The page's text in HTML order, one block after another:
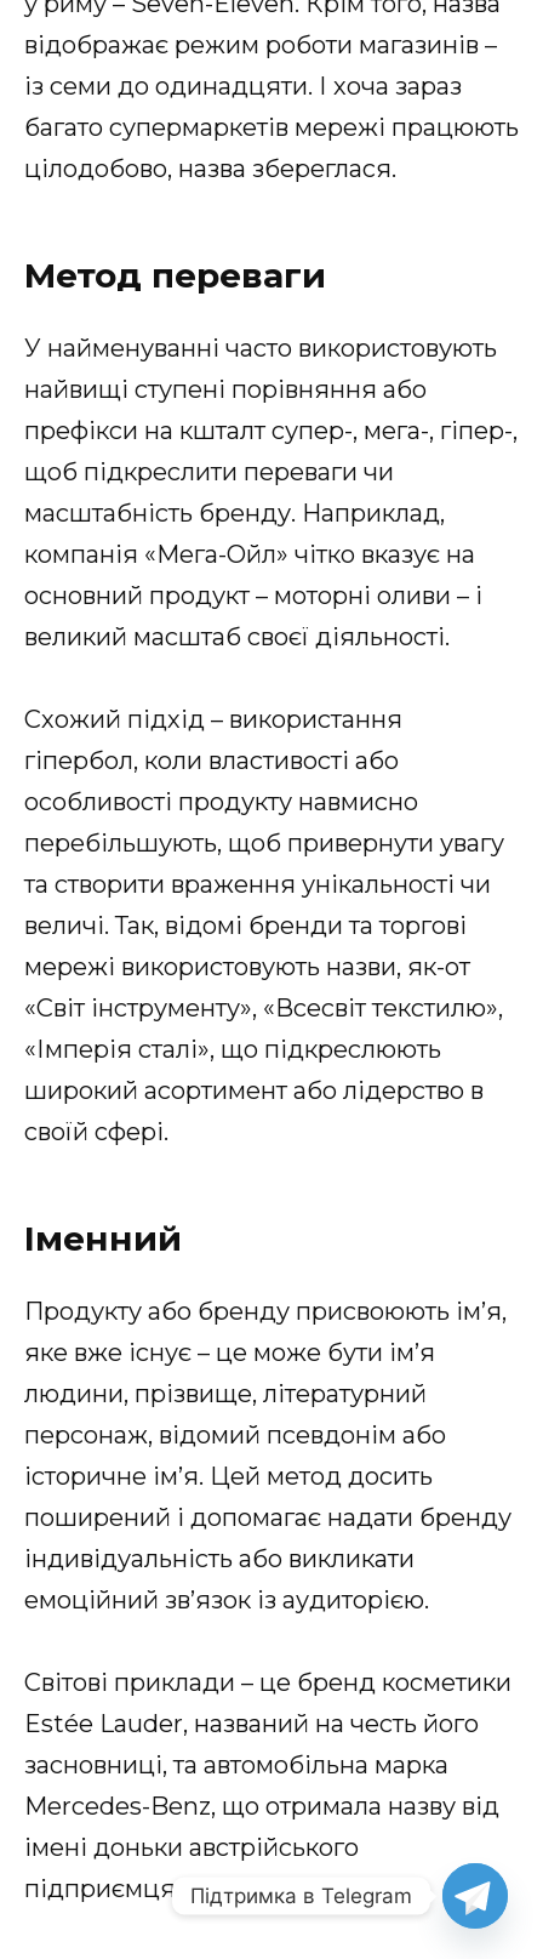
відображає режим роботи магазинів –
із семи до одинадцяти. І хоча зараз
багато супермаркетів мережі працюють
цілодобово, назва збереглася.
Метод переваги
У найменуванні часто використовують
найвищі ступені порівняння або
префікси на кшталт супер-, мега-, гіпер-,
щоб підкреслити переваги чи
масштабність бренду. Наприклад,
компанія «Мега-Ойл» чітко вказує на
основний продукт – моторні оливи – і
великий масштаб своєї діяльності.
Схожий підхід – використання
гіпербол, коли властивості або
особливості продукту навмисно
перебільшують, щоб привернути увагу
та створити враження унікальності чи
величі. Так, відомі бренди та торгові
мережі використовують назви, як-от
«Світ інструменту», «Всесвіт текстилю»,
«Імперія сталі», що підкреслюють
широкий асортимент або лідерство в
своїй сфері.
Іменний
Продукту або бренду присвоюють ім’я,
яке вже існує – це може бути ім’я
людини, прізвище, літературний
персонаж, відомий псевдонім або
історичне ім’я. Цей метод досить
поширений і допомагає надати бренду
індивідуальність або викликати
емоційний зв’язок із аудиторією.
Світові приклади – це бренд косметики
Estée Lauder, названий на честь його
засновниці, та автомобільна марка
Mercedes-Benz, що отримала назву від
імені доньки австрійського
підприємця.
Підтримка в Telegram